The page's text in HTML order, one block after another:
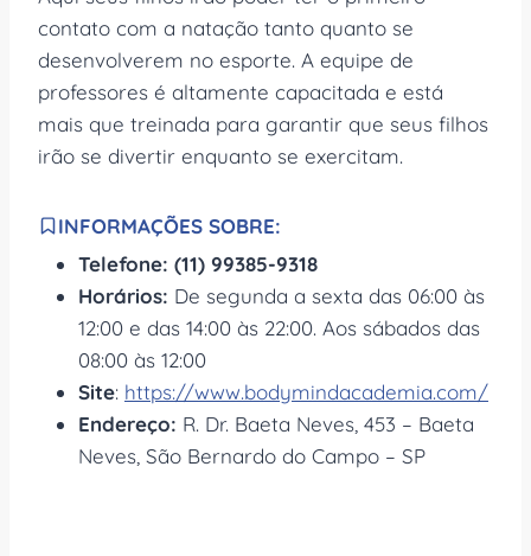
contato com a natação tanto quanto se
desenvolverem no esporte. A equipe de
professores é altamente capacitada e está
mais que treinada para garantir que seus filhos
irão se divertir enquanto se exercitam.
INFORMAÇÕES SOBRE:
Telefone: (11) 99385-9318
Horários: De segunda a sexta das 06:00 às
12:00 e das 14:00 às 22:00. Aos sábados das
08:00 às 12:00
Site: https://www.bodymindacademia.com/
Endereço: R. Dr. Baeta Neves, 453 – Baeta
Neves, São Bernardo do Campo – SP